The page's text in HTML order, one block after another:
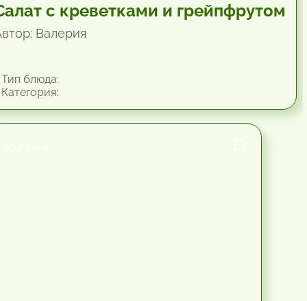
с креветками и грейпфрутом
Валерия
блюда: